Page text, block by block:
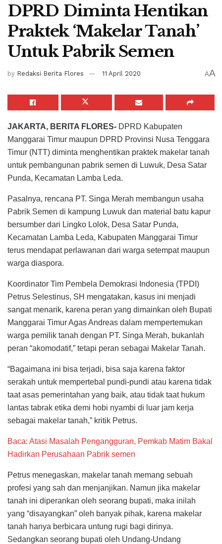
DPRD Diminta Hentikan
Praktek ‘Makelar Tanah’
Untuk Pabrik Semen
by Redaksi Berita Flores 11 April 2020 AA
JAKARTA, BERITA FLORES- DPRD Kabupaten
Manggarai Timur maupun DPRD Provinsi Nusa Tenggara
Timur (NTT) diminta menghentikan praktek makelar tanah
untuk pembangunan pabrik semen di Luwuk, Desa Satar
Punda, Kecamatan Lamba Leda.
Pasalnya, rencana PT. Singa Merah membangun usaha
Pabrik Semen di kampung Luwuk dan material batu kapur
bersumber dari Lingko Lolok, Desa Satar Punda,
Kecamatan Lamba Leda, Kabupaten Manggarai Timur
terus mendapat perlawanan dari warga setempat maupun
warga diaspora.
Koordinator Tim Pembela Demokrasi Indonesia (TPDI)
Petrus Selestinus, SH mengatakan, kasus ini menjadi
sangat menarik, karena peran yang dimainkan oleh Bupati
Manggarai Timur Agas Andreas dalam mempertemukan
warga pemilik tanah dengan PT. Singa Merah, bukanlah
peran “akomodatif,” tetapi peran sebagai Makelar Tanah.
“Bagaimana ini bisa terjadi, bisa saja karena faktor
serakah untuk mempertebal pundi-pundi atau karena tidak
taat asas pemerintahan yang baik, atau tidak taat hukum
lantas tabrak etika demi hobi nyambi di luar jam kerja
sebagai makelar tanah,” kritik Petrus.
Baca: Atasi Masalah Pengangguran, Pemkab Matim Bakal
Hadirkan Perusahaan Pabrik semen
Petrus menegaskan, makelar tanah memang sebuah
profesi yang sah dan menjanjikan. Namun jika makelar
tanah ini diperankan oleh seorang bupati, maka inilah
yang “disayangkan” oleh banyak pihak, karena makelar
tanah hanya berbicara untung rugi bagi dirinya.
Sedangkan seorang bupati oleh Undang-Undang